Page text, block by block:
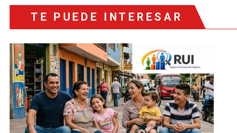
TE PUEDE INTERESAR